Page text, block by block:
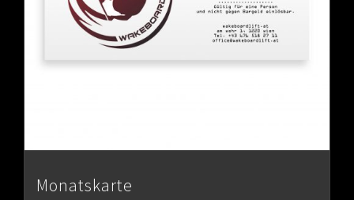
Monatskarte